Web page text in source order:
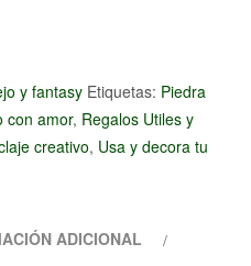
y fantasy Etiquetas: Piedra
con amor, Regalos Utiles y
creativo, Usa y decora tu
ADICIONAL